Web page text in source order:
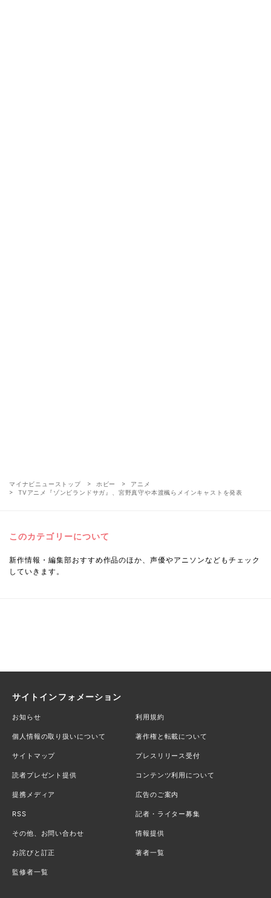
マイナビニューストップ ホビー
アニメ
TVアニメ『ゾンビランドサガ』、宮野真守や本渡楓らメインキャストを発表
このカテゴリーについて
新作情報・編集部おすすめ作品のほか、声優やアニソンなどもチェック
していきます。
サイトインフォメーション
お知らせ 利用規約
個人情報の取り扱いについて 著作権と転載について
サイトマップ プレスリリース受付
読者プレゼント提供 コンテンツ利用について
提携メディア 広告のご案内
RSS 記者・ライター募集
その他、お問い合わせ 情報提供
お詫びと訂正 著者一覧
監修者一覧